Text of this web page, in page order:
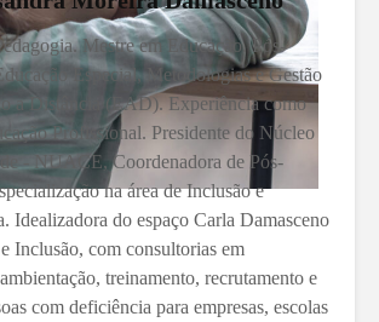
Mestre em Educação. Pós-
Especial, Metodologias e Gestão
a Distância (EAD). Experiência como
Profissional. Presidente do Núcleo
- NUACE, Coordenadora de Pós-
na área de Inclusão e
Idealizadora do espaço Carla Damasceno
Inclusão, com consultorias em
treinamento, recrutamento e
com deficiência para empresas, escolas